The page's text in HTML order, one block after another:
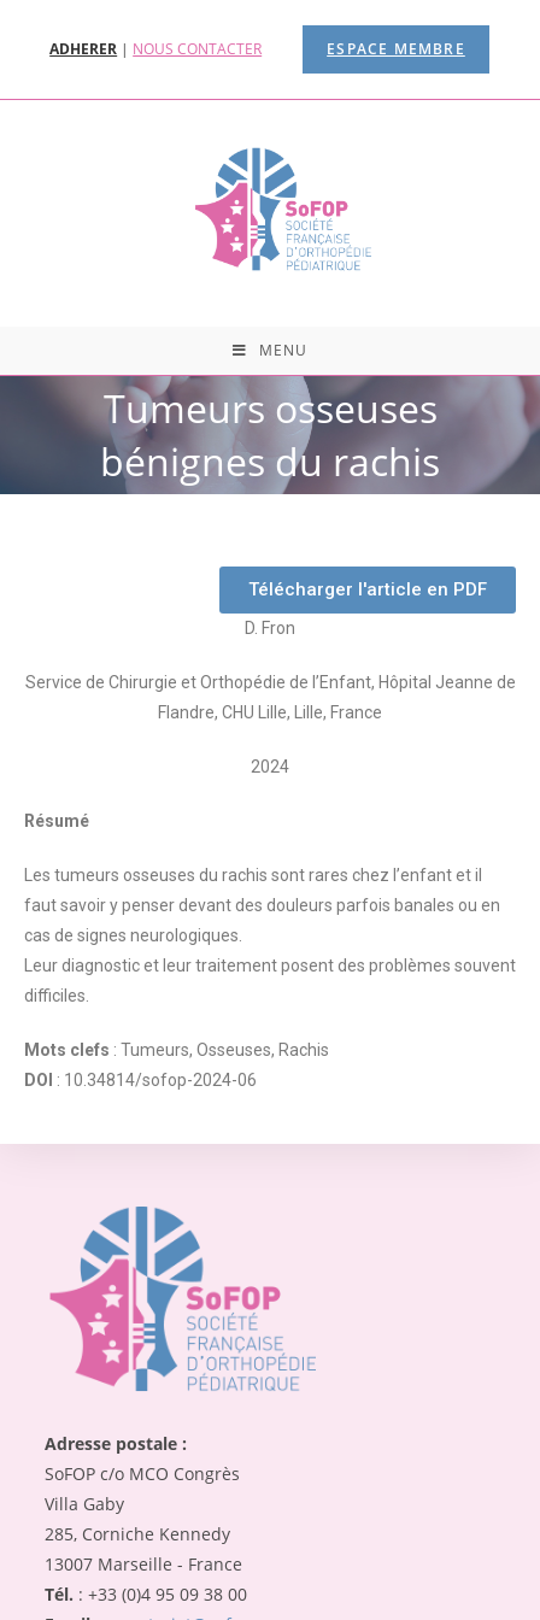
ADHERER | NOUS CONTACTER ESPACE MEMBRE
MENU
Tumeurs osseuses
bénignes du rachis
Télécharger l'article en PDF
D. Fron
Service de Chirurgie et Orthopédie de l’Enfant, Hôpital Jeanne de
Flandre, CHU Lille, Lille, France
2024
Résumé
Les tumeurs osseuses du rachis sont rares chez l’enfant et il
faut savoir y penser devant des douleurs parfois banales ou en
cas de signes neurologiques.
Leur diagnostic et leur traitement posent des problèmes souvent
difficiles.
Mots clefs : Tumeurs, Osseuses, Rachis
DOI : 10.34814/sofop-2024-06
Adresse postale :
SoFOP c/o MCO Congrès
Villa Gaby
285, Corniche Kennedy
13007 Marseille - France
Tél. : +33 (0)4 95 09 38 00